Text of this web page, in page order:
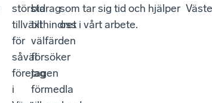
största
tillväxthindret
för
såväl
företagen
i
bidrag
till
välfärden
försöker
jag
förmedla
som tar sig tid och hjälper
oss i vårt arbete.